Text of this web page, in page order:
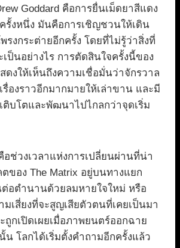
Goddard คือการยื่นเม็ดยาสีแดง
รั้งหนึ่ง มันคือการเชิญชวนให้เดิน
รงกระต่ายอีกครั้ง โดยที่ไม่รู้ว่าสิ่งที่
ป็นอย่างไร การตัดสินใจครั้งนี้ของ
ดงให้เห็นถึงความเชื่อมั่นว่าจักรวาล
รื่องราวอีกมากมายให้เล่าขาน และมี
ติบโตและพัฒนาไปไกลกว่าจุดเริ่ม
ช่วงเวลาแห่งการเปลี่ยนผ่านที่น่า
ของ The Matrix อยู่บนทางแยก
ต่อตำนานด้วยลมหายใจใหม่ หรือ
เสี่ยงที่จะสูญเสียตัวตนที่เคยเป็นมา
กเปิดเผยเมื่อภาพยนตร์ออกฉาย
น โลกได้เริ่มตั้งคำถามอีกครั้งแล้ว